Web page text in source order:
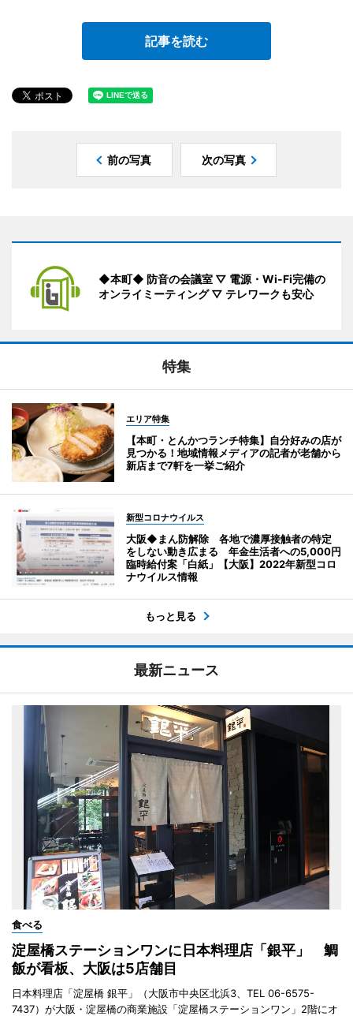
記事を読む
前の写真 次の写真
◆本町◆ 防音の会議室 ▽ 電源・Wi-Fi完備の
オンライミーティング ▽ テレワークも安心
特集
エリア特集
【本町・とんかつランチ特集】自分好みの店が
見つかる！地域情報メディアの記者が老舗から
新店まで7軒を一挙ご紹介
新型コロナウイルス
大阪◆まん防解除 各地で濃厚接触者の特定
をしない動き広まる 年金生活者への5,000円
臨時給付案「白紙」【大阪】2022年新型コロ
ナウイルス情報
もっと見る
最新ニュース
食べる
淀屋橋ステーションワンに日本料理店「銀平」 鯛
飯が看板、大阪は5店舗目
日本料理店「淀屋橋 銀平」（大阪市中央区北浜3、TEL 06-6575-
7437）が大阪・淀屋橋の商業施設「淀屋橋ステーションワン」2階にオ